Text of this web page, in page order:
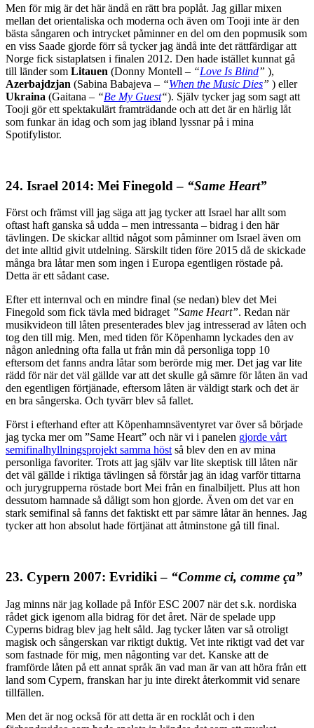
Men för mig är det här ändå en rätt bra poplåt. Jag gillar mixen
mellan det orientaliska och moderna och även om Tooji inte är den
bästa sångaren och intrycket påminner en del om den popmusik som
en viss Saade gjorde förr så tycker jag ändå inte det rättfärdigar att
Norge fick sistaplatsen i finalen 2012. Den hade istället kunnat gå
till länder som Litauen (Donny Montell – “Love Is Blind” ),
Azerbajdzjan (Sabina Babajeva – “When the Music Dies” ) eller
Ukraina (Gaitana – “Be My Guest“). Själv tycker jag som sagt att
Tooji gör ett spektakulärt framträdande och att det är en härlig låt
som funkar än idag och som jag ibland lyssnar på i mina
Spotifylistor.
24. Israel 2014: Mei Finegold – “Same Heart”
Först och främst vill jag säga att jag tycker att Israel har allt som
oftast haft ganska så udda – men intressanta – bidrag i den här
tävlingen. De skickar alltid något som påminner om Israel även om
det inte alltid givit utdelning. Särskilt tiden före 2015 då de skickade
många bra låtar men som ingen i Europa egentligen röstade på.
Detta är ett sådant case.
Efter ett internval och en mindre final (se nedan) blev det Mei
Finegold som fick tävla med bidraget ”Same Heart”. Redan när
musikvideon till låten presenterades blev jag intresserad av låten och
tog den till mig. Men, med tiden för Köpenhamn lyckades den av
någon anledning ofta falla ut från min då personliga topp 10
eftersom det fanns andra låtar som berörde mig mer. Det jag var lite
rädd för när det väl gällde var att det skulle gå sämre för låten än vad
den egentligen förtjänade, eftersom låten är väldigt stark och det är
en bra sångerska. Och tyvärr blev så fallet.
Först i efterhand efter att Köpenhamnsäventyret var över så började
jag tycka mer om ”Same Heart” och när vi i panelen gjorde vårt
semifinalhyllningsprojekt samma höstså blev den en av mina
personliga favoriter. Trots att jag själv var lite skeptisk till låten när
det väl gällde i riktiga tävlingen så förstår jag än idag varför tittarna
och jurygrupperna röstade bort Mei från en finalbiljett. Plus att hon
dessutom hamnade så dåligt som hon gjorde. Även om det var en
stark semifinal så fanns det faktiskt ett par sämre låtar än hennes. Jag
tycker att hon absolut hade förtjänat att åtminstone gå till final.
23. Cypern 2007: Evridiki – “Comme ci, comme ça”
Jag minns när jag kollade på Inför ESC 2007 när det s.k. nordiska
rådet gick igenom alla bidrag för det året. När de spelade upp
Cyperns bidrag blev jag helt såld. Jag tycker låten var så otroligt
magisk och sångerskan var riktigt duktig. Vet inte riktigt vad det var
som fastnade för mig, men någonting var det. Kanske att de
framförde låten på ett annat språk än vad man är van att höra från ett
land som Cypern, franskan har ju inte direkt återkommit vid senare
tillfällen.
Men det är nog också för att detta är en rocklåt och i den